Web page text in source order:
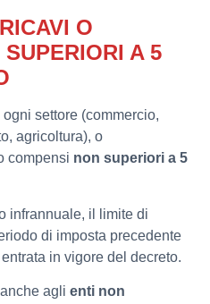
O
A 5
ogni settore (commercio,
agricoltura), o
compensi non superiori a 5
infrannuale, il limite di
di imposta precedente
in vigore del decreto.
agli enti non